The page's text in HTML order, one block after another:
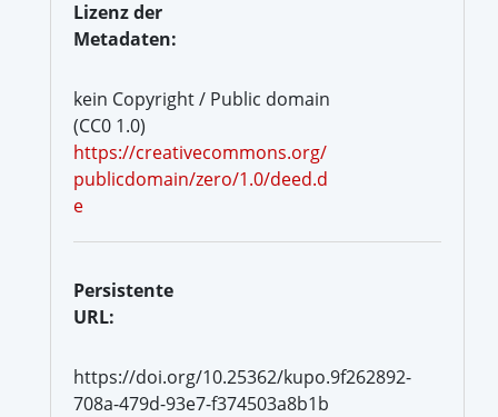
Lizenz der
Metadaten:
kein Copyright / Public domain
(CC0 1.0)
https://creativecommons.org/
publicdomain/zero/1.0/deed.d
e
Persistente
URL:
https://doi.org/10.25362/kupo.9f262892-
708a-479d-93e7-f374503a8b1b